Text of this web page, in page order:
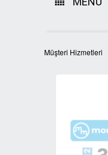
Markalar
Müşteri Hizmetleri